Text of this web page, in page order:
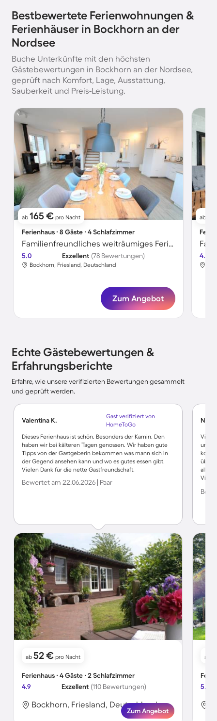
Bestbewertete Ferienwohnungen &
Ferienhäuser in Bockhorn an der
Nordsee
Buche Unterkünfte mit den höchsten
Gästebewertungen in Bockhorn an der Nordsee,
geprüft nach Komfort, Lage, Ausstattung,
Sauberkeit und Preis-Leistung.
ab 165 € pro Nacht
Ferienhaus ∙ 8 Gäste ∙ 4 Schlafzimmer
Familienfreundliches weiträumiges Ferienhaus mit Terrasse und Garten | Nah am Strand
5.0 Exzellent (78 Bewertungen)
Bockhorn, Friesland, Deutschland
Zum Angebot
ab
4.8
Echte Gästebewertungen &
Erfahrungsberichte
Erfahre, wie unsere verifizierten Bewertungen gesammelt
und geprüft werden.
Valentina K.
Gast verifiziert von
HomeToGo
Dieses Ferienhaus ist schön. Besonders der Kamin. Den
haben wir bei kälteren Tagen genossen. Wir haben gute
Tipps von der Gastgeberin bekommen was mann sich in
der Gegend ansehen kann und wo es gutes essen gibt.
Vielen Dank für die nette Gastfreundschaft.
Bewertet am 22.06.2026 | Paar
ab 52 € pro Nacht
Ferienhaus ∙ 4 Gäste ∙ 2 Schlafzimmer
4.9
Exzellent (110 Bewertungen)
Bockhorn, Friesland, Deutschland
Zum Angebot
Nora
und
über
alles
Vier-
ab
5.0